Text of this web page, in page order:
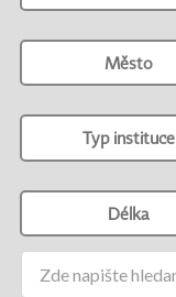
Město
Typ instituce
Délka